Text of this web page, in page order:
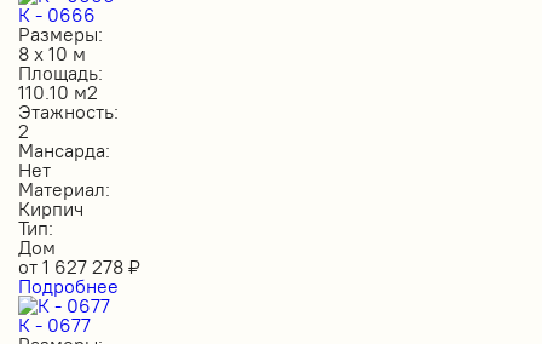
К - 0666
Размеры:
8 х 10 м
Площадь:
110.10 м2
Этажность:
2
Мансарда:
Нет
Материал:
Кирпич
Тип:
Дом
от 1 627 278 ₽
Подробнее
К - 0677